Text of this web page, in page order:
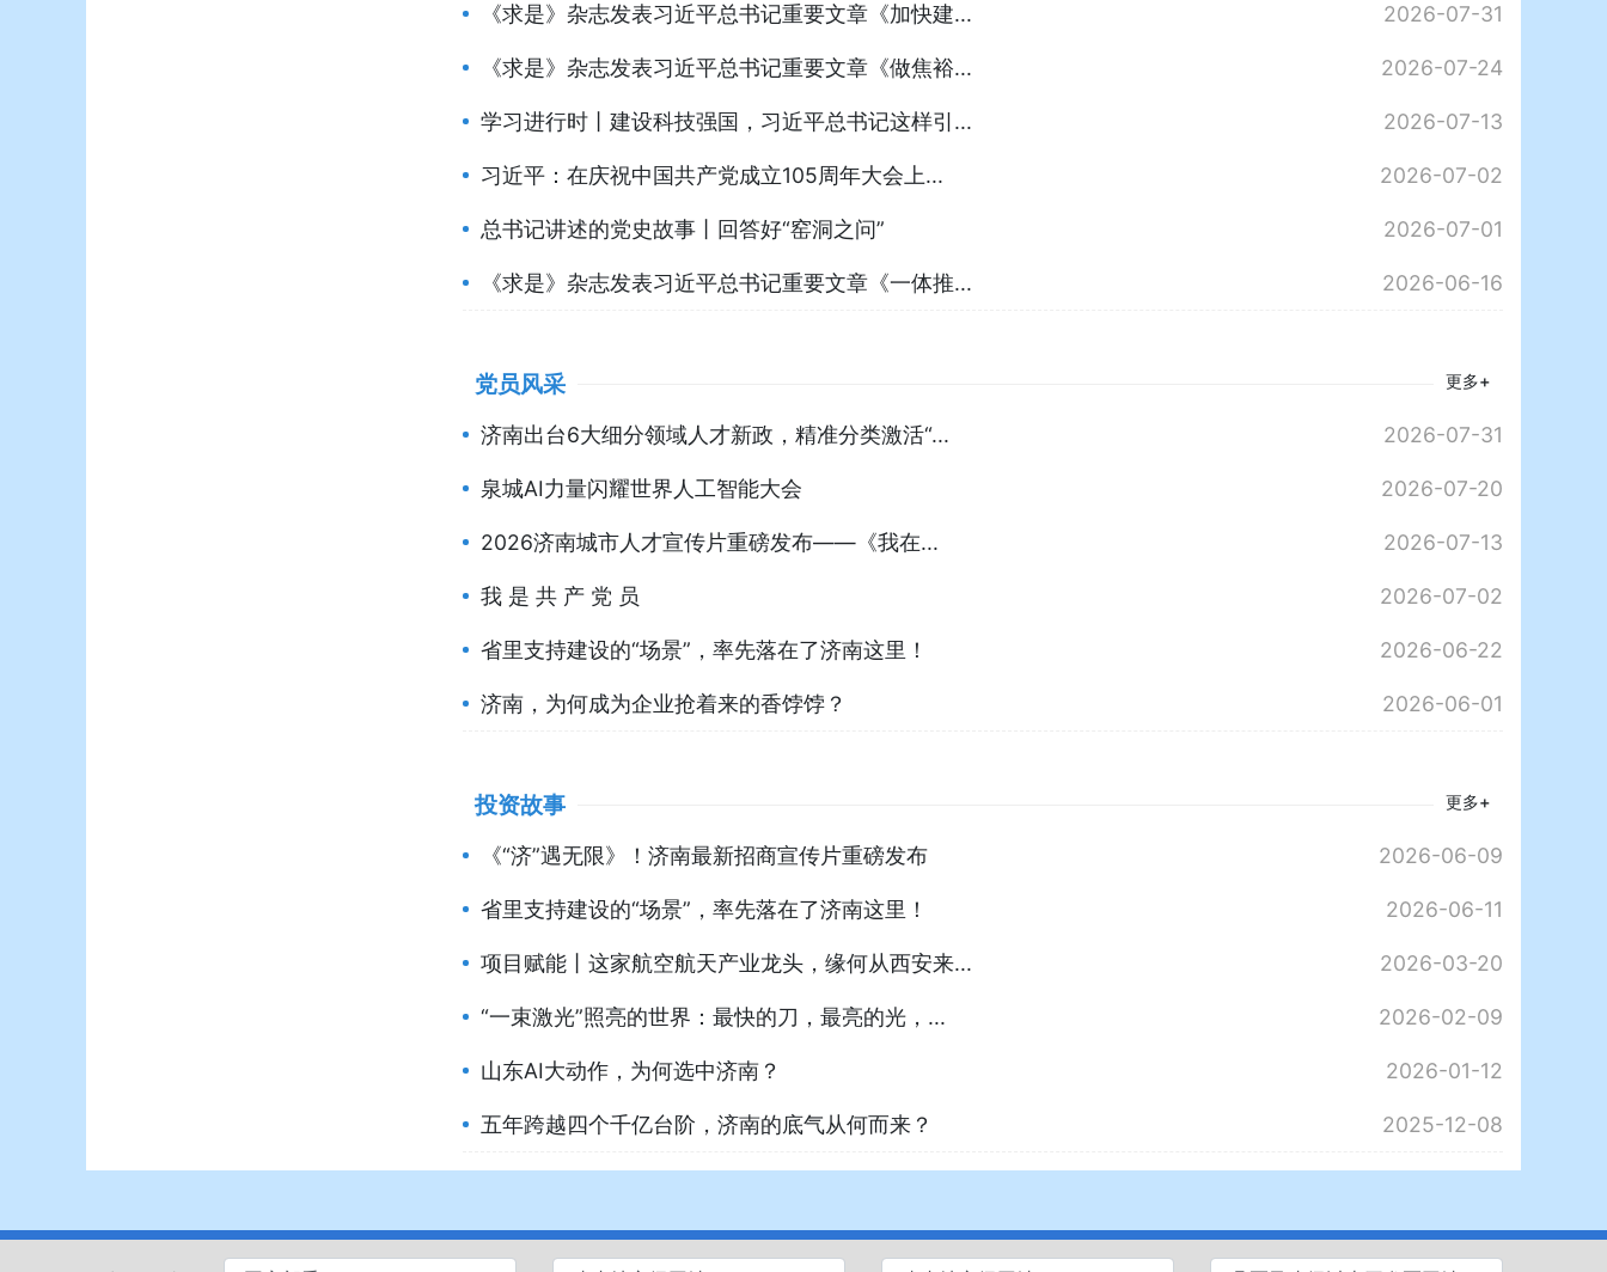
《求是》杂志发表习近平总书记重要文章《加快建... 2026-07-31
《求是》杂志发表习近平总书记重要文章《做焦裕... 2026-07-24
学习进行时丨建设科技强国，习近平总书记这样引... 2026-07-13
习近平：在庆祝中国共产党成立105周年大会上... 2026-07-02
总书记讲述的党史故事丨回答好“窑洞之问” 2026-07-01
《求是》杂志发表习近平总书记重要文章《一体推... 2026-06-16
党员风采 更多+
济南出台6大细分领域人才新政，精准分类激活“... 2026-07-31
泉城AI力量闪耀世界人工智能大会 2026-07-20
2026济南城市人才宣传片重磅发布——《我在... 2026-07-13
我 是 共 产 党 员 2026-07-02
省里支持建设的“场景”，率先落在了济南这里！ 2026-06-22
济南，为何成为企业抢着来的香饽饽？ 2026-06-01
投资故事 更多+
《“济”遇无限》！济南最新招商宣传片重磅发布 2026-06-09
省里支持建设的“场景”，率先落在了济南这里！ 2026-06-11
项目赋能丨这家航空航天产业龙头，缘何从西安来... 2026-03-20
“一束激光”照亮的世界：最快的刀，最亮的光，... 2026-02-09
山东AI大动作，为何选中济南？ 2026-01-12
五年跨越四个千亿台阶，济南的底气从何而来？ 2025-12-08